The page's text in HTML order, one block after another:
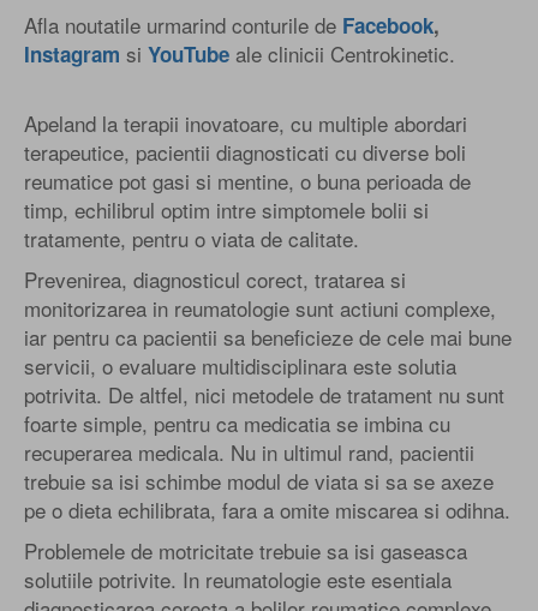
Afla noutatile urmarind conturile de Facebook,
Instagram si YouTube ale clinicii Centrokinetic.
Apeland la terapii inovatoare, cu multiple abordari
terapeutice, pacientii diagnosticati cu diverse boli
reumatice pot gasi si mentine, o buna perioada de
timp, echilibrul optim intre simptomele bolii si
tratamente, pentru o viata de calitate.
Prevenirea, diagnosticul corect, tratarea si
monitorizarea in reumatologie sunt actiuni complexe,
iar pentru ca pacientii sa beneficieze de cele mai bune
servicii, o evaluare multidisciplinara este solutia
potrivita. De altfel, nici metodele de tratament nu sunt
foarte simple, pentru ca medicatia se imbina cu
recuperarea medicala. Nu in ultimul rand, pacientii
trebuie sa isi schimbe modul de viata si sa se axeze
pe o dieta echilibrata, fara a omite miscarea si odihna.
Problemele de motricitate trebuie sa isi gaseasca
solutiile potrivite. In reumatologie este esentiala